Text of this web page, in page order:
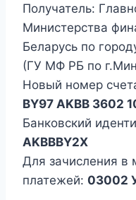
Получатель:
Министерства
Беларусь по
(ГУ МФ РБ по
Новый номер
BY97 AKВВ 3602
Банковский
AKBBBY2X
Для зачисления
платежей: 03002